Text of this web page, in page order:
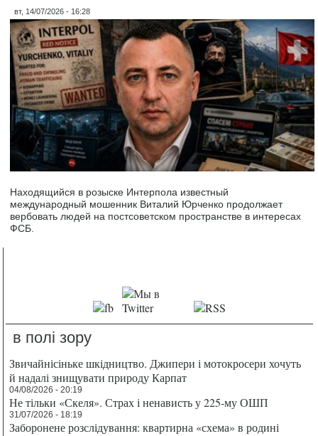
вт, 14/07/2026 - 16:28
Находящийся в розыске Интерпола известный
международный мошенник Виталий Юрченко продолжает
вербовать людей на постсоветском пространстве в интересах
ФСБ.
в полі зору
Звичайнісіньке шкідництво. Джипери і мотокросери хочуть
й надалі знищувати природу Карпат
04/08/2026 - 20:19
Не тільки «Скеля». Страх і ненависть у 225-му ОШП
31/07/2026 - 18:19
Заборонене розслідування: квартирна «схема» в родині